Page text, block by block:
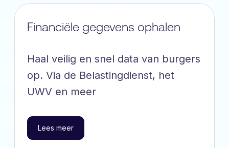
Financiële gegevens ophalen
Haal veilig en snel data van burgers
op. Via de Belastingdienst, het
UWV en meer
Lees meer